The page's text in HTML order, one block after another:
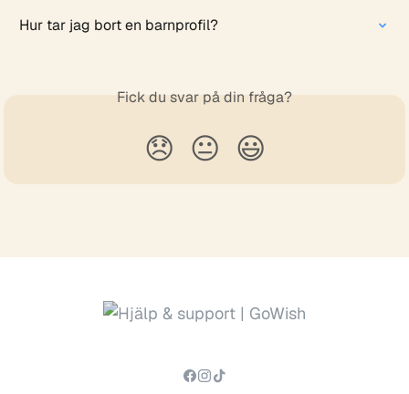
Hur tar jag bort en barnprofil?
Fick du svar på din fråga?
😞 😐 😃